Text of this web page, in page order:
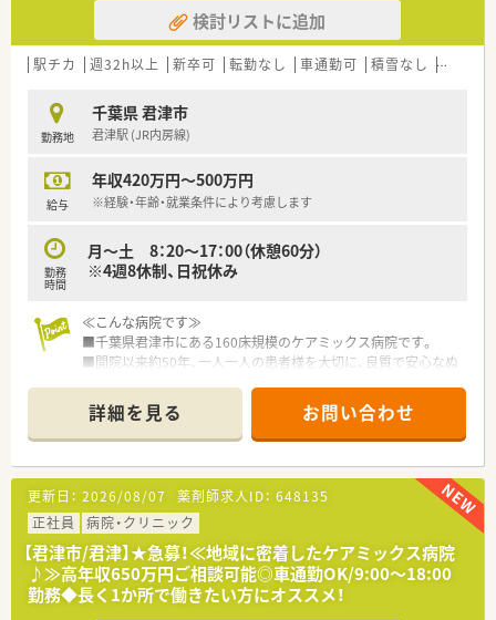
検討リストに追加
駅チカ 週32h以上 新卒可 転勤なし 車通勤可 積雪なし 教育制
勤務地
千葉県 君津市
君津駅 (JR内房線)
給与
年収420万円～500万円
※経験・年齢・就業条件により考慮します
勤務
時間
月～土 8：20～17：00（休憩60分）
※4週8休制、日祝休み
≪こんな病院です≫
■千葉県君津市にある160床規模のケアミックス病院です。
■開院以来約50年、一人一人の患者様を大切に、良質で安心なぬ
■病院･クリニック・訪問看護ステーション･ヘルパーステーショ
ンが一体となって健診･医療・看護・介護サービスを地域に提供し
ています。
■保養施設や永年勤続表彰などの福利厚生もあり◎
＜業務内容＞
■13名の薬剤師を各部署に配置しています。
■各病棟に薬剤師が常駐しています。
■糖尿病外来や透析、抗がん剤や高カロリー輸液など注射薬の調
整、入院患者様へのフォローなどの対応をお願いしています。
■各透析室に薬剤師が常駐、定期薬・臨時薬の処方箋発行サポー
詳細を見る お問い合わせ
更新日： 2026/08/07 薬剤師求人ID： 648135
正社員
病院・クリニック
【君津市/君津】★急募！≪地域に密着したケアミックス病院
♪≫高年収650万円ご相談可能◎車通勤OK/9:00～18:00
勤務◆長く1か所で働きたい方にオススメ！